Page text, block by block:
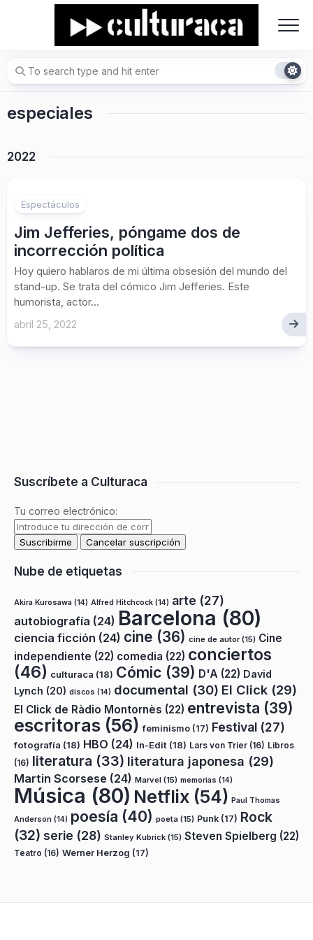
especiales
2022
Espectáculos
Jim Jefferies, póngame dos de
incorrección política
Hoy quiero hablaros de mi última obsesión del mundo del
stand-up. Se trata del cómico Jim Jefferies. Este
humorista, actor...
abril 25, 2022
Suscríbete a Culturaca
Tu correo electrónico:
Nube de etiquetas
Akira Kurosawa (14) Alfred Hitchcock (14) arte (27)
autobiografía (24) Barcelona (80)
ciencia ficción (24) cine (36) cine de autor(15) Cine
independiente (22) comedia (22) conciertos
(46) culturaca (18) Cómic (39) D'A (22) David
Lynch (20) discos (14) documental (30) El Click (29)
El Click de Ràdio Montornès (22) entrevista (39)
escritoras (56) feminismo (17) Festival (27)
fotografía (18) HBO (24) In-Edit (18) Lars von Trier (16) Libros
(16) literatura (33) literatura japonesa (29)
Martin Scorsese (24) Marvel (15) memorias (14)
Música (80) Netflix (54) Paul Thomas
Anderson (14) poesía (40) poeta (15) Punk (17) Rock
(32) serie (28) Stanley Kubrick (15) Steven Spielberg (22)
Teatro (16) Werner Herzog (17)